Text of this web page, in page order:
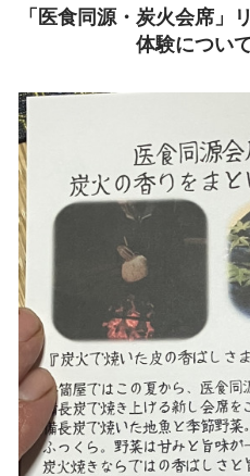
「医食同源・炭火会席」
体験につい